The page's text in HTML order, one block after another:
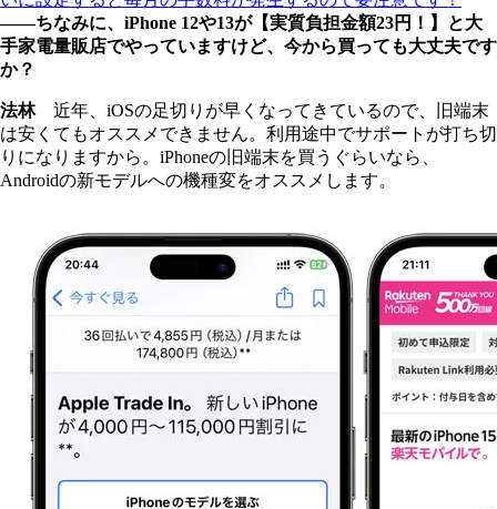
――ちなみに、iPhone 12や13が【実質負担金額23円！】と大
手家電量販店でやっていますけど、今から買っても大丈夫です
か？
法林近年、iOSの足切りが早くなってきているので、旧端末
は安くてもオススメできません。利用途中でサポートが打ち切
りになりますから。iPhoneの旧端末を買うぐらいなら、
Androidの新モデルへの機種変をオススメします。